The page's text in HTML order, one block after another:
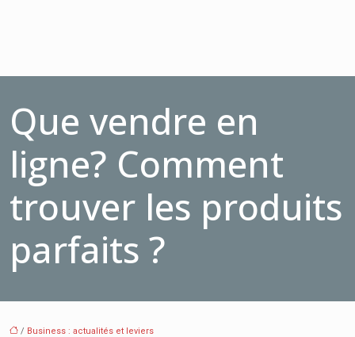
Que vendre en
ligne? Comment
trouver les produits
parfaits ?
/ Business : actualités et leviers